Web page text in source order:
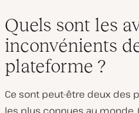
Quels sont les
inconvénients
plateforme ?
Ce sont peut-être deux des